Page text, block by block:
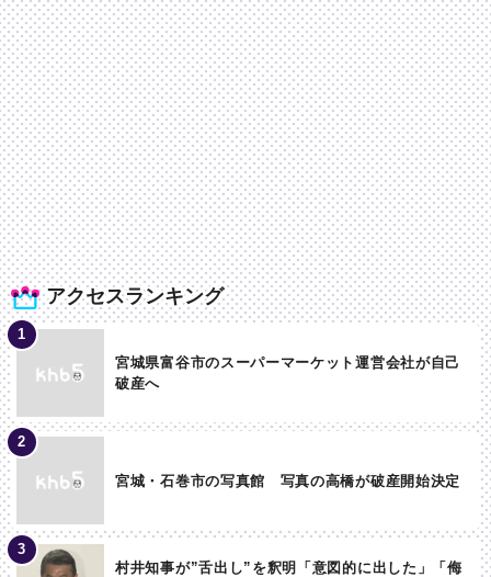
アクセスランキング
宮城県富谷市のスーパーマーケット運営会社が自己
破産へ
宮城・石巻市の写真館 写真の高橋が破産開始決定
村井知事が”舌出し”を釈明「意図的に出した」「侮